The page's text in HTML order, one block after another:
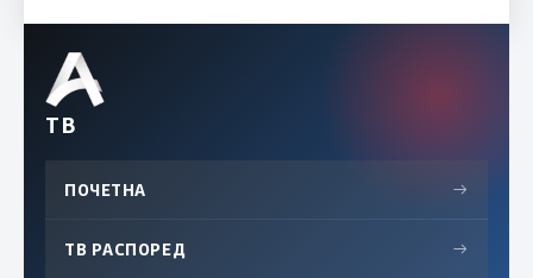
ТВ
ПОЧЕТНА →
ТВ РАСПОРЕД →